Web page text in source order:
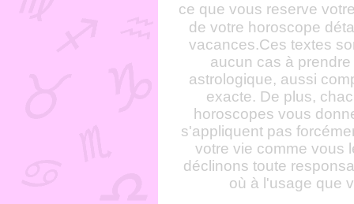
ce que vous reserve
de votre horoscope
vacances.Ces textes
aucun cas à
astrologique, aussi
exacte. De plus,
horoscopes vous
s'appliquent pas
votre vie comme vous
déclinons toute
où à l'usage que